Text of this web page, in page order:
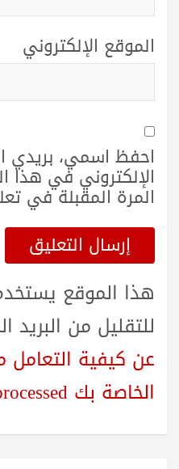
الموقع الإلكتروني
احفظ اسمي، بريدي
الإلكتروني في هذا
المرة المقبلة في
هذا الموقع
للتقليل من البريد
عن كيفية التعامل
الخاصة بك processed